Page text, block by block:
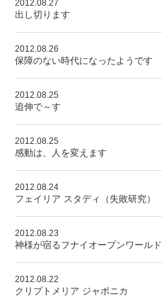
2012.08.27
出し切ります
2012.08.26
保障のない時代になったようです
2012.08.25
追伸で～す
2012.08.25
感動は、人を変えます
2012.08.24
フェイリア スタディ（失敗研究）
2012.08.23
神様が宿るフナイオープンワールド
2012.08.22
クリプトメリア ジャポニカ